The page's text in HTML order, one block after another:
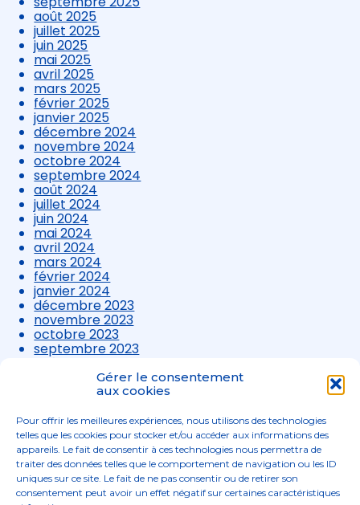
Gérer le consentement
aux cookies
Pour offrir les meilleures expériences, nous utilisons des technologies
telles que les cookies pour stocker et/ou accéder aux informations des
appareils. Le fait de consentir à ces technologies nous permettra de
traiter des données telles que le comportement de navigation ou les ID
uniques sur ce site. Le fait de ne pas consentir ou de retirer son
consentement peut avoir un effet négatif sur certaines caractéristiques
août 2025
juillet 2025
juin 2025
mai 2025
avril 2025
mars 2025
février 2025
janvier 2025
décembre 2024
novembre 2024
octobre 2024
septembre 2024
août 2024
juillet 2024
juin 2024
mai 2024
avril 2024
mars 2024
février 2024
janvier 2024
décembre 2023
novembre 2023
octobre 2023
septembre 2023
août 2023
juillet 2023
avril 2023
mars 2023